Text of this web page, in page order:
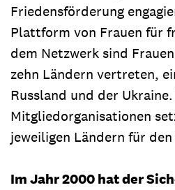
Friedensförderung
Plattform von Frauen für
dem Netzwerk sind
zehn Ländern vertreten,
Russland und der
Mitgliedorganisationen
jeweiligen Ländern für
Im Jahr 2000 hat der